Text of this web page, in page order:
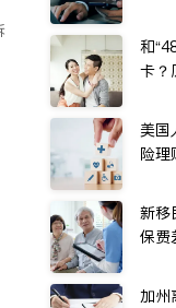
和
卡？
美国
险理
新移
保费
加州